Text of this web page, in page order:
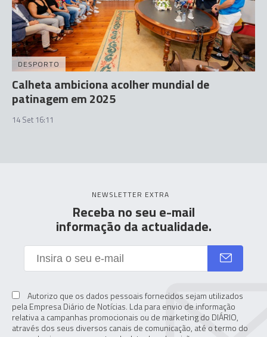
DESPORTO
Calheta ambiciona acolher mundial de
patinagem em 2025
14 Set 16:11
NEWSLETTER EXTRA
Receba no seu e-mail
informação da actualidade.
Autorizo que os dados pessoais fornecidos sejam utilizados
pela Empresa Diário de Notícias. Lda para envio de informação
relativa a campanhas promocionais ou de marketing do DIÁRIO,
através dos seus diversos canais de comunicação, até o termo do